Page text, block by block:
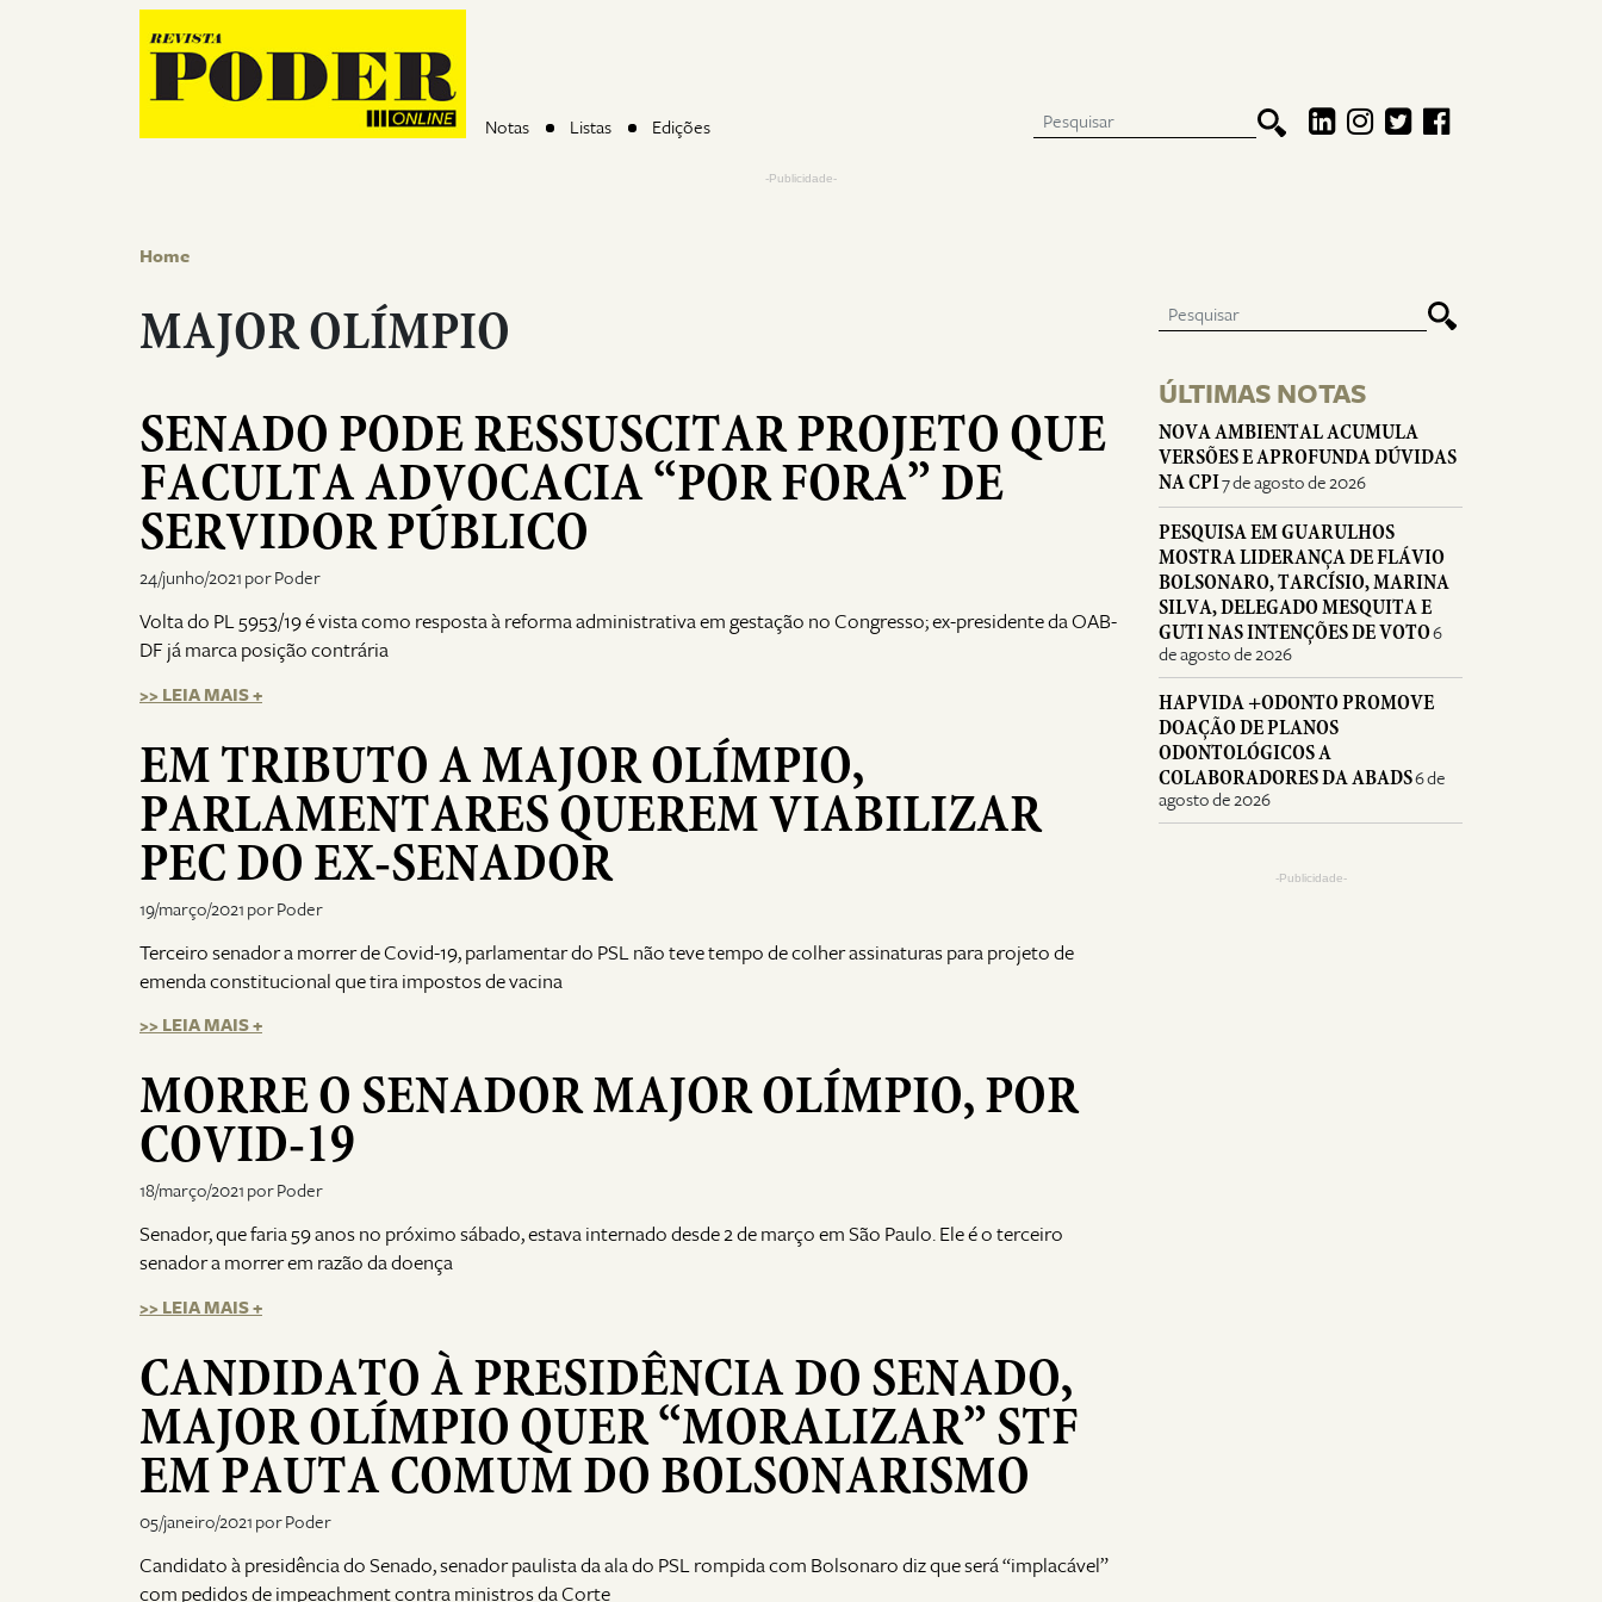
Notas Listas Edições
-Publicidade-
Home
MAJOR OLÍMPIO
SENADO PODE RESSUSCITAR PROJETO QUE
FACULTA ADVOCACIA “POR FORA” DE
SERVIDOR PÚBLICO
24/junho/2021 por Poder
Volta do PL 5953/19 é vista como resposta à reforma administrativa em gestação no Congresso; ex-presidente da OAB-
DF já marca posição contrária
>> LEIA MAIS +
EM TRIBUTO A MAJOR OLÍMPIO,
PARLAMENTARES QUEREM VIABILIZAR
PEC DO EX-SENADOR
19/março/2021 por Poder
Terceiro senador a morrer de Covid-19, parlamentar do PSL não teve tempo de colher assinaturas para projeto de
emenda constitucional que tira impostos de vacina
>> LEIA MAIS +
MORRE O SENADOR MAJOR OLÍMPIO, POR
COVID-19
18/março/2021 por Poder
Senador, que faria 59 anos no próximo sábado, estava internado desde 2 de março em São Paulo. Ele é o terceiro
senador a morrer em razão da doença
>> LEIA MAIS +
CANDIDATO À PRESIDÊNCIA DO SENADO,
MAJOR OLÍMPIO QUER “MORALIZAR” STF
EM PAUTA COMUM DO BOLSONARISMO
05/janeiro/2021 por Poder
Candidato à presidência do Senado, senador paulista da ala do PSL rompida com Bolsonaro diz que será “implacável”
com pedidos de impeachment contra ministros da Corte
ÚLTIMAS NOTAS
NOVA AMBIENTAL ACUMULA
VERSÕES E APROFUNDA DÚVIDAS
NA CPI7 de agosto de 2026
PESQUISA EM GUARULHOS
MOSTRA LIDERANÇA DE FLÁVIO
BOLSONARO, TARCÍSIO, MARINA
SILVA, DELEGADO MESQUITA E
GUTI NAS INTENÇÕES DE VOTO6
de agosto de 2026
HAPVIDA +ODONTO PROMOVE
DOAÇÃO DE PLANOS
ODONTOLÓGICOS A
COLABORADORES DA ABADS6 de
agosto de 2026
-Publicidade-